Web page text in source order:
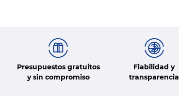
Presupuestos gratuitos
y sin compromiso
Fiabilidad y
transparencia